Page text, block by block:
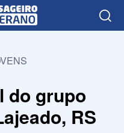
do grupo
RS